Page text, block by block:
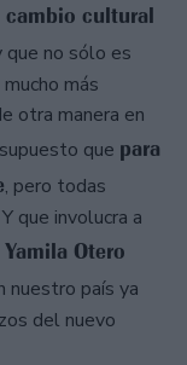
cambio cultural
que no sólo es
más
otra manera en
que para
, pero todas
que involucra a
Yamila Otero
nuestro país ya
del nuevo